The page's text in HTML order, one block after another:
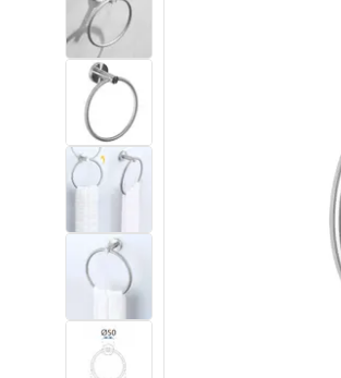
Linearni odvodi
Zahodi, toaleti
Umivaonici
Kade i paravani
Miješalice, pipe, slavine